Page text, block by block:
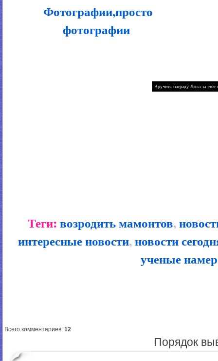
Фотографии,просто
фотографии
Теги:возродить мамонтов,
интересные новости,новости
ученые
Всего комментариев: 12
Порядок